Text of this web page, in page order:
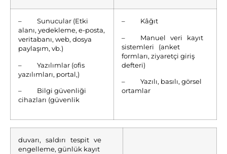
– Sunucular (Etki
alanı, yedekleme, e-posta,
veritabanı, web, dosya
paylaşım, vb.)
– Yazılımlar (ofis
yazılımları, portal,)
– Bilgi güvenliği
cihazları (güvenlik
– Kâğıt
– Manuel veri kayıt
sistemleri (anket
formları, ziyaretçi giriş
defteri)
– Yazılı, basılı, görsel
ortamlar
duvarı, saldırı tespit ve
engelleme, günlük kayıt